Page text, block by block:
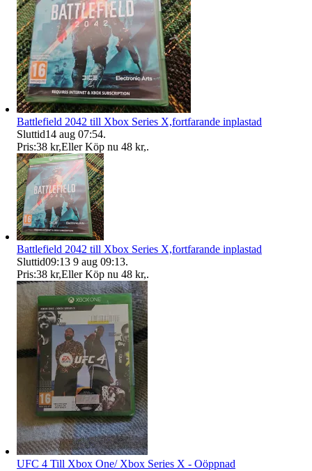
Battlefield 2042 till Xbox Series X,fortfarande inplastad
Sluttid14 aug 07:54.
Pris:38 kr,Eller Köp nu 48 kr,.
Battlefield 2042 till Xbox Series X,fortfarande inplastad
Sluttid09:13 9 aug 09:13.
Pris:38 kr,Eller Köp nu 48 kr,.
UFC 4 Till Xbox One/ Xbox Series X - Oöppnad